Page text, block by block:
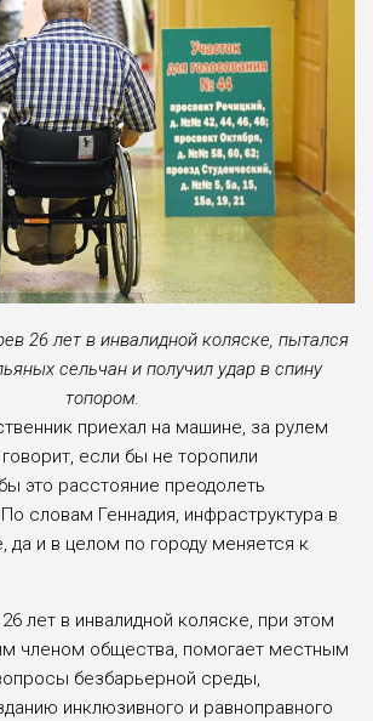
26 лет в инвалидной коляске, пытался
сельчан и получил удар в спину
топором.
приехал на машине, за рулем
если бы не торопили
это расстояние преодолеть
словам Геннадия, инфраструктура в
да и в целом по городу меняется к
лет в инвалидной коляске, при этом
членом общества, помогает местным
безбарьерной среды,
инклюзивного и равноправного